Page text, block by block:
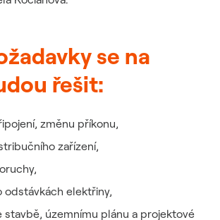
se na
řešit:
změnu příkonu,
zařízení,
odstávkách elektřiny,
stavbě, územnímu plánu a projektové